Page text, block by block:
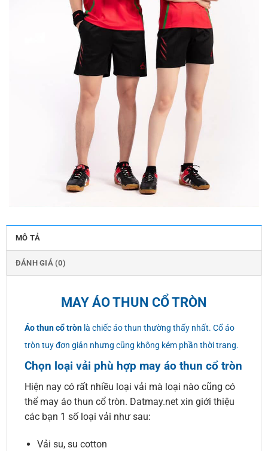
MÔ TẢ
ĐÁNH GIÁ (0)
MAY ÁO THUN CỔ TRÒN
Áo thun cổ trònlà chiếc áo thun thường thấy nhất. Cổ áo
tròn tuy đơn giản nhưng cũng không kém phần thời trang.
Chọn loại vải phù hợp may áo thun cổ tròn
Hiện nay có rất nhiều loại vải mà loại nào cũng có
thể may áo thun cổ tròn. Datmay.net xin giới thiệu
các bạn 1 số loại vải như sau:
Vải su, su cotton